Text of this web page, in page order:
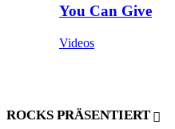
You Can Give
Videos
ROCKS PRÄSENTIERT